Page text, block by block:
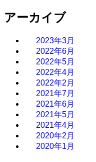
アーカイブ
2023年3月
2022年6月
2022年5月
2022年4月
2022年2月
2021年7月
2021年6月
2021年5月
2021年4月
2020年2月
2020年1月